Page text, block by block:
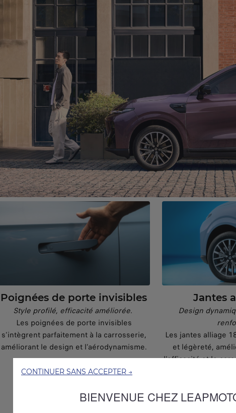
Poignées de porte invisibles
Style profilé, efficacité améliorée.
Les poignées de porte invisibles
s’intègrent parfaitement à la carrosserie,
améliorant le design et l’aérodynamisme.
Jantes
Design
Les jantes alliage
et légèreté,
l'efficacité et le
CONTINUER SANS ACCEPTER →
BIENVENUE CHEZ